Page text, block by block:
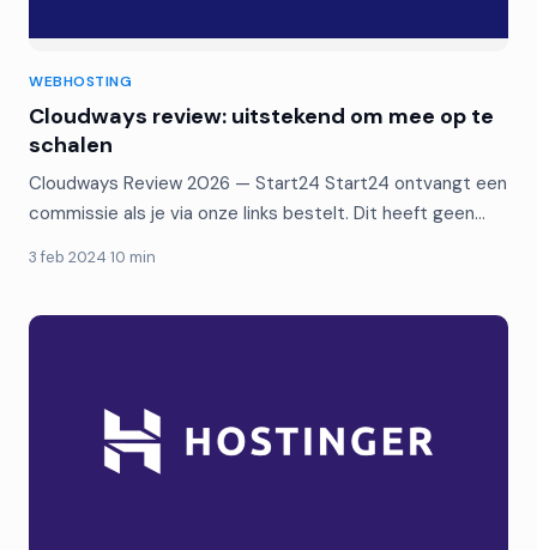
WEBHOSTING
Cloudways review: uitstekend om mee op te
schalen
Cloudways Review 2026 — Start24 Start24 ontvangt een
commissie als je via onze links bestelt. Dit heeft geen…
3 feb 2024·10 min